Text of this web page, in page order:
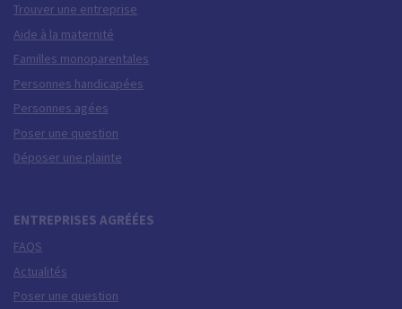
Trouver une entreprise
Aide à la maternité
Familles monoparentales
Personnes handicapées
Personnes agées
Poser une question
Déposer une plainte
ENTREPRISES AGRÉÉES
FAQS
Actualités
Poser une question